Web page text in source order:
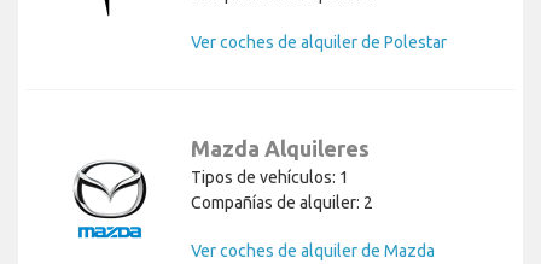
Ver coches de alquiler de Polestar
Mazda Alquileres
Tipos de vehículos: 1
Compañías de alquiler: 2
Ver coches de alquiler de Mazda